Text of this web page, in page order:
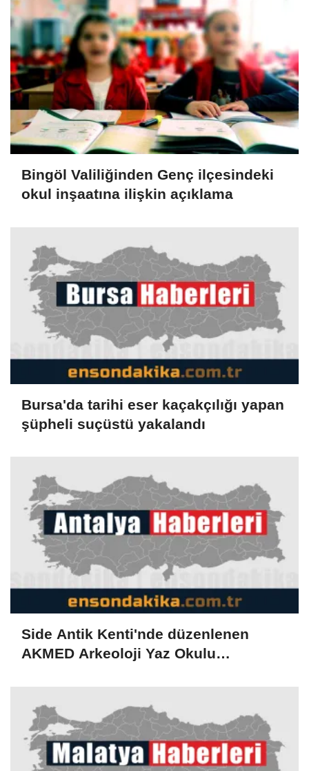
Bingöl Valiliğinden Genç ilçesindeki
okul inşaatına ilişkin açıklama
Bursa'da tarihi eser kaçakçılığı yapan
şüpheli suçüstü yakalandı
Side Antik Kenti'nde düzenlenen
AKMED Arkeoloji Yaz Okulu